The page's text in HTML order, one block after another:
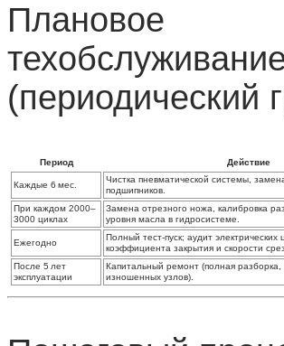
Плановое
(периодический
Период Действие
Каждые 6 мес.
Чистка пневматической системы,
подшипников.
При каждом 2000–
3000 циклах
Замена отрезного ножа, калибровка
уровня масла в гидросистеме.
Ежегодно
Полный тест‑пуск; аудит
коэффициента закрытия и скорости
После 5 лет
эксплуатации
Капитальный ремонт (полная разборка,
изношенных узлов).